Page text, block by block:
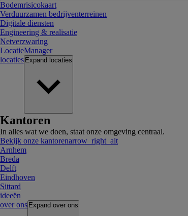
Bodemrisicokaart
Verduurzamen bedrijventerreinen
Digitale diensten
Engineering & realisatie
Netverzwaring
LocatieManager
locaties Expand locaties
Kantoren
In alles wat we doen, staat onze omgeving centraal.
Bekijk onze kantorenarrow_right_alt
Arnhem
Breda
Delft
Eindhoven
Sittard
ideeën
over ons Expand over ons